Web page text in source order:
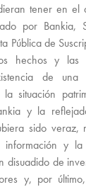
tener en el
por Bankia,
Pública de
hechos y las
de una
situación
y la
sido veraz,
y la
disuadido de
y, por